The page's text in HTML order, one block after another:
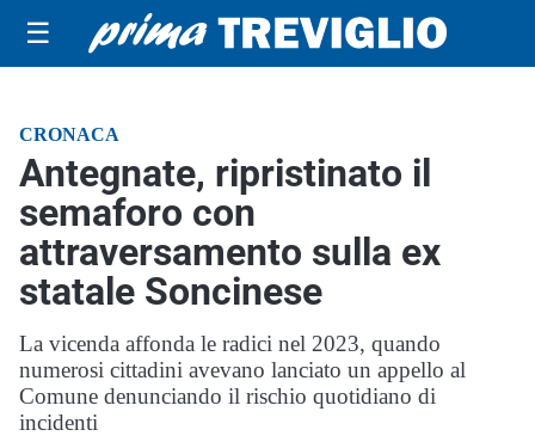
☰
CRONACA
Antegnate, ripristinato il
semaforo con
attraversamento sulla ex
statale Soncinese
La vicenda affonda le radici nel 2023, quando
numerosi cittadini avevano lanciato un appello al
Comune denunciando il rischio quotidiano di
incidenti